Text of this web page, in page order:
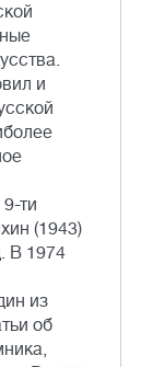
и
ти
(1943)
В 1974
из
об